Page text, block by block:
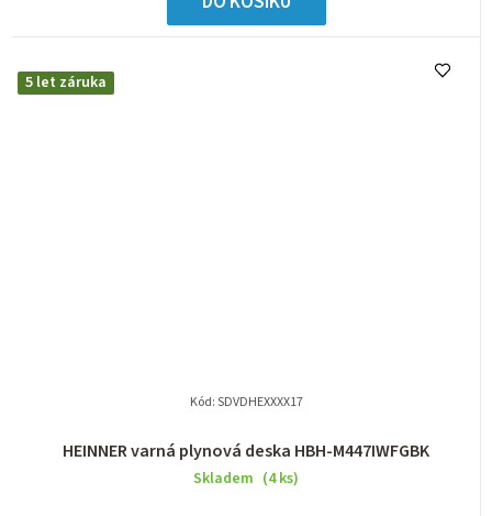
5 let záruka
HEINNER varná plynová deska HBH-M447IWFGBK
Skladem (4 ks)
Kód:SDVDHEXXXX17